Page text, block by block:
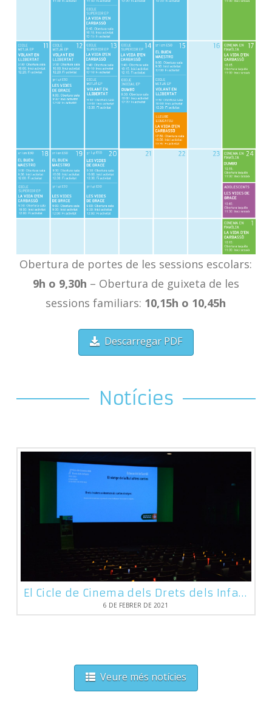
Obertura de portes de les sessions escolars:
9h o 9,30h – Obertura de guixeta de les
sessions familiars: 10,15h o 10,45h
Descarregar PDF
Notícies
El Cicle de Cinema dels Drets dels Infants se centra en el tema de la soledat
6 DE FEBRER DE 2021
Veure més notícies